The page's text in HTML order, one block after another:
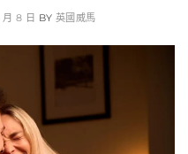
8 日 BY 英國威馬